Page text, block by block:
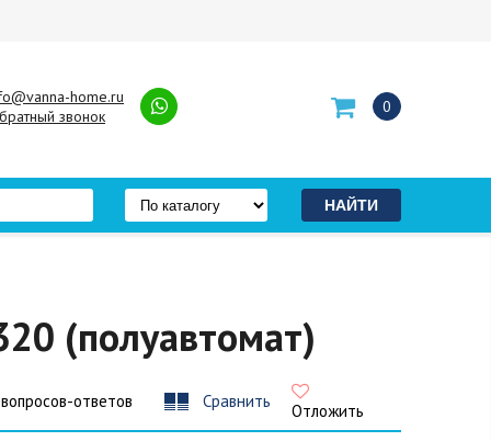
home.ru
звонок
0
(полуавтомат)
ответов Сравнить Отложить